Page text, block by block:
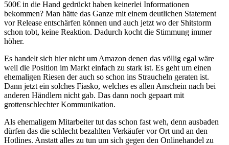
500€ in die Hand gedrückt haben keinerlei Informationen
bekommen? Man hätte das Ganze mit einem deutlichen Statement
vor Release entschärfen können und auch jetzt wo der Shitstorm
schon tobt, keine Reaktion. Dadurch kocht die Stimmung immer
höher.
Es handelt sich hier nicht um Amazon denen das völlig egal wäre
weil die Position im Markt einfach zu stark ist. Es geht um einen
ehemaligen Riesen der auch so schon ins Straucheln geraten ist.
Dann jetzt ein solches Fiasko, welches es allen Anschein nach bei
anderen Händlern nicht gab. Das dann noch gepaart mit
grottenschlechter Kommunikation.
Als ehemaligem Mitarbeiter tut das schon fast weh, denn ausbaden
dürfen das die schlecht bezahlten Verkäufer vor Ort und an den
Hotlines. Anstatt alles zu tun um sich gegen den Onlinehandel zu